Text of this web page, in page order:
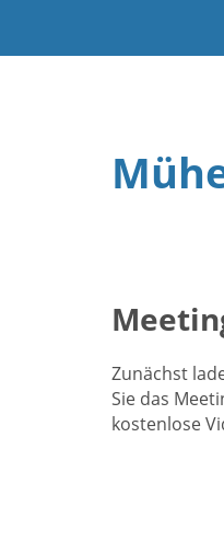
Zunächst
Sie das
kostenlose